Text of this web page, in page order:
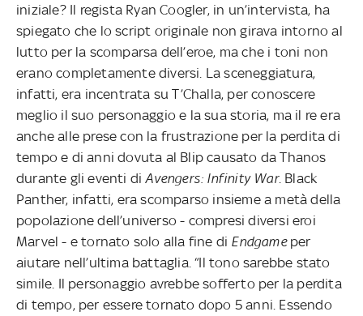
iniziale? Il regista Ryan Coogler, in un’intervista, ha
spiegato che lo script originale non girava intorno al
lutto per la scomparsa dell’eroe, ma che i toni non
erano completamente diversi. La sceneggiatura,
infatti, era incentrata su T’Challa, per conoscere
meglio il suo personaggio e la sua storia, ma il re era
anche alle prese con la frustrazione per la perdita di
tempo e di anni dovuta al Blip causato da Thanos
durante gli eventi diAvengers: Infinity War. Black
Panther, infatti, era scomparso insieme a metà della
popolazione dell’universo - compresi diversi eroi
Marvel - e tornato solo alla fine di Endgame per
aiutare nell’ultima battaglia. “Il tono sarebbe stato
simile. Il personaggio avrebbe sofferto per la perdita
di tempo, per essere tornato dopo 5 anni. Essendo